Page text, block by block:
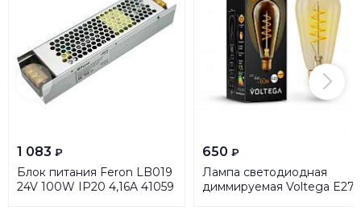
1 083 ₽
Блок питания Feron LB019
24V 100W IP20 4,16A 41059
650 ₽
Лампа светодиодная
диммируемая Voltega E27